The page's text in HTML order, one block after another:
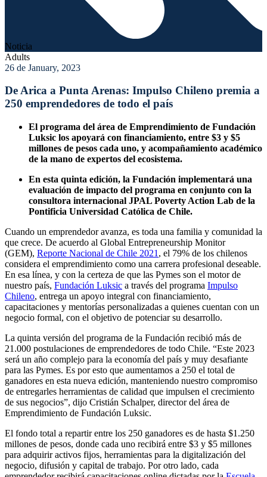
Noticia
Adults
26 de January, 2023
De Arica a Punta Arenas: Impulso Chileno premia a
250 emprendedores de todo el país
El programa del área de Emprendimiento de Fundación
Luksic los apoyará con financiamiento, entre $3 y $5
millones de pesos cada uno, y acompañamiento académico
de la mano de expertos del ecosistema.
En esta quinta edición, la Fundación implementará una
evaluación de impacto del programa en conjunto con la
consultora internacional JPAL Poverty Action Lab de la
Pontificia Universidad Católica de Chile.
Cuando un emprendedor avanza, es toda una familia y comunidad la
que crece. De acuerdo al Global Entrepreneurship Monitor
(GEM), Reporte Nacional de Chile 2021 , el 79% de los chilenos
considera el emprendimiento como una carrera profesional deseable.
En esa línea, y con la certeza de que las Pymes son el motor de
nuestro país, Fundación Luksic a través del programa Impulso
Chileno, entrega un apoyo integral con financiamiento,
capacitaciones y mentorías personalizadas a quienes cuentan con un
negocio formal, con el objetivo de potenciar su desarrollo.
La quinta versión del programa de la Fundación recibió más de
21.000 postulaciones de emprendedores de todo Chile. “Este 2023
será un año complejo para la economía del país y muy desafiante
para las Pymes. Es por esto que aumentamos a 250 el total de
ganadores en esta nueva edición, manteniendo nuestro compromiso
de entregarles herramientas de calidad que impulsen el crecimiento
de sus negocios”, dijo Cristián Schalper, director del área de
Emprendimiento de Fundación Luksic.
El fondo total a repartir entre los 250 ganadores es de hasta $1.250
millones de pesos, donde cada uno recibirá entre $3 y $5 millones
para adquirir activos fijos, herramientas para la digitalización del
negocio, difusión y capital de trabajo. Por otro lado, cada